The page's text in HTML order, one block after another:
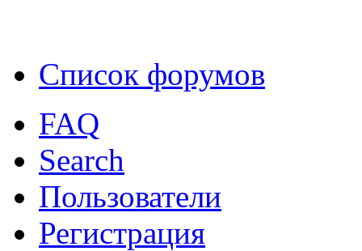
Список форумов
FAQ
Search
Пользователи
Регистрация